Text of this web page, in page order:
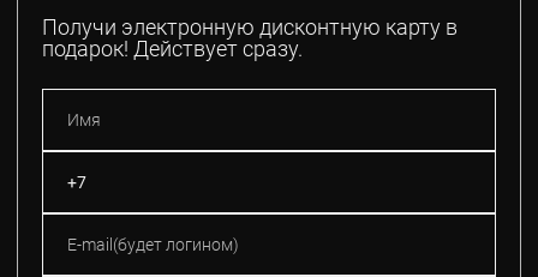
Получи электронную дисконтную карту в
подарок! Действует сразу.